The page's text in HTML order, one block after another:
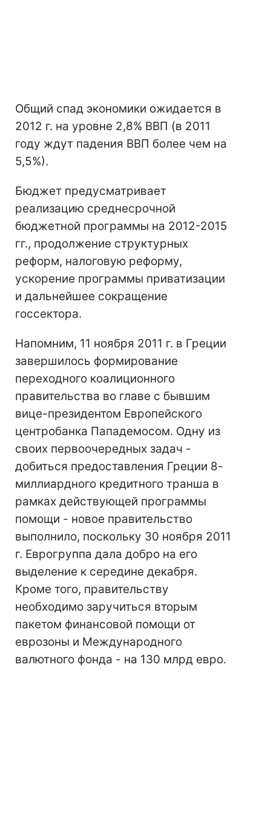
Общий спад экономики ожидается в
2012 г. на уровне 2,8% ВВП (в 2011
году ждут падения ВВП более чем на
5,5%).
Бюджет предусматривает
реализацию среднесрочной
бюджетной программы на 2012-2015
гг., продолжение структурных
реформ, налоговую реформу,
ускорение программы приватизации
и дальнейшее сокращение
госсектора.
Напомним, 11 ноября 2011 г. в Греции
завершилось формирование
переходного коалиционного
правительства во главе с бывшим
вице-президентом Европейского
центробанка Пападемосом. Одну из
своих первоочередных задач -
добиться предоставления Греции 8-
миллиардного кредитного транша в
рамках действующей программы
помощи - новое правительство
выполнило, поскольку 30 ноября 2011
г. Еврогруппа дала добро на его
выделение к середине декабря.
Кроме того, правительству
необходимо заручиться вторым
пакетом финансовой помощи от
еврозоны и Международного
валютного фонда - на 130 млрд евро.